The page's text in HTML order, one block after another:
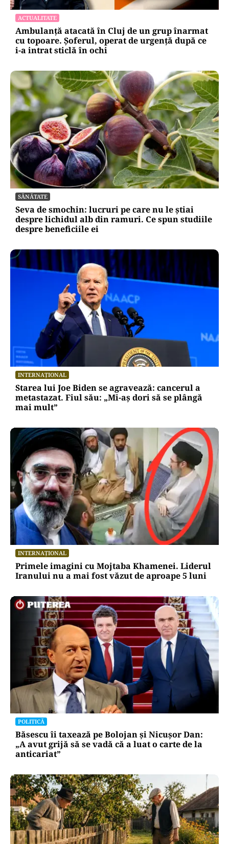
ACTUALITATE
Ambulanță atacată în Cluj de un grup înarmat
cu topoare. Șoferul, operat de urgență după ce
i-a intrat sticlă în ochi
SĂNĂTATE
Seva de smochin: lucruri pe care nu le știai
despre lichidul alb din ramuri. Ce spun studiile
despre beneficiile ei
INTERNAȚIONAL
Starea lui Joe Biden se agravează: cancerul a
metastazat. Fiul său: „Mi-aș dori să se plângă
mai mult”
INTERNAȚIONAL
Primele imagini cu Mojtaba Khamenei. Liderul
Iranului nu a mai fost văzut de aproape 5 luni
POLITICĂ
Băsescu îi taxează pe Bolojan și Nicușor Dan:
„A avut grijă să se vadă că a luat o carte de la
anticariat”